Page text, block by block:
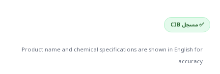
✅ مسجل CIB
Product name and chemical specifications are shown in English for
accuracy